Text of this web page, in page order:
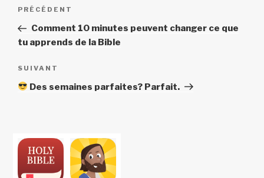
Navigation
l’article
Article
précédent
PRÉCÉDENT
Comment 10 minutes peuvent changer ce que
tu apprends de la Bible
Article
suivant
SUIVANT
Des semaines parfaites? Parfait.